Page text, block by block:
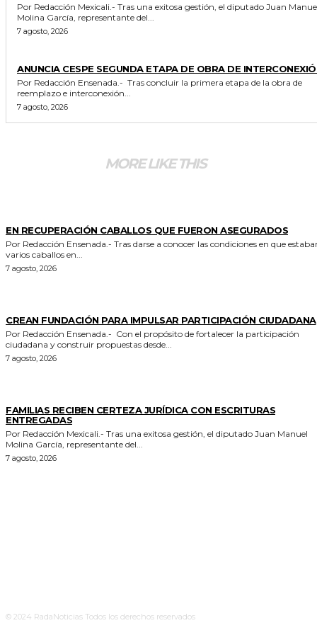
Por Redacción Mexicali.- Tras una exitosa gestión, el diputado Juan Manuel
Molina García, representante del...
7 agosto, 2026
ANUNCIA CESPE SEGUNDA ETAPA DE OBRA DE
Por Redacción Ensenada.- Tras concluir la primera etapa de la obra de
reemplazo e interconexión...
7 agosto, 2026
MORE LIKE THIS
EN RECUPERACIÓN CABALLOS QUE FUERON ASEGURADOS
Por Redacción Ensenada.- Tras darse a conocer las condiciones en que estaban
varios caballos en...
7 agosto, 2026
CREAN FUNDACIÓN PARA IMPULSAR PARTICIPACIÓN CIUDADANA
Por Redacción Ensenada.- Con el propósito de fortalecer la participación
ciudadana y construir propuestas desde...
7 agosto, 2026
FAMILIAS RECIBEN CERTEZA JURÍDICA CON ESCRITURAS
ENTREGADAS
Por Redacción Mexicali.- Tras una exitosa gestión, el diputado Juan Manuel
Molina García, representante del...
7 agosto, 2026
© 2024 RadaNoticias Todos los derechos reservados